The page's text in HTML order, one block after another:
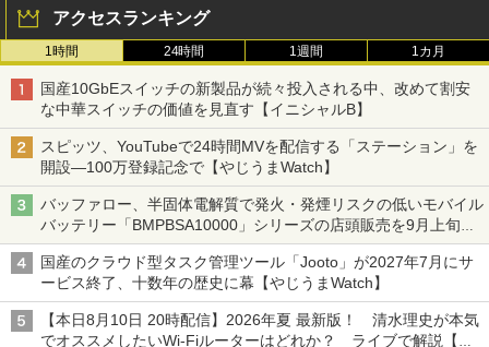
アクセスランキング
1時間 24時間 1週間 1カ月
国産10GbEスイッチの新製品が続々投入される中、改めて割安
な中華スイッチの価値を見直す【イニシャルB】
スピッツ、YouTubeで24時間MVを配信する「ステーション」を
開設―100万登録記念で【やじうまWatch】
バッファロー、半固体電解質で発火・発煙リスクの低いモバイル
バッテリー「BMPBSA10000」シリーズの店頭販売を9月上旬に
開始
国産のクラウド型タスク管理ツール「Jooto」が2027年7月にサ
ービス終了、十数年の歴史に幕【やじうまWatch】
【本日8月10日 20時配信】2026年夏 最新版！ 清水理史が本気
でオススメしたいWi-Fiルーターはどれか？ ライブで解説【清